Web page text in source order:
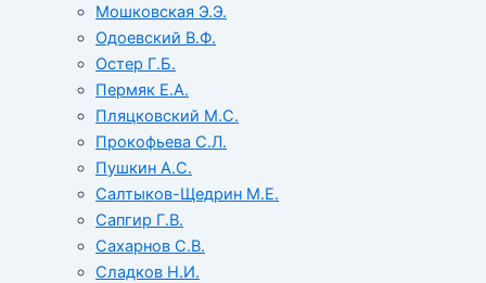
Мошковская Э.Э.
Одоевский В.Ф.
Остер Г.Б.
Пермяк Е.А.
Пляцковский М.С.
Прокофьева С.Л.
Пушкин А.С.
Салтыков-Щедрин М.Е.
Сапгир Г.В.
Сахарнов С.В.
Сладков Н.И.